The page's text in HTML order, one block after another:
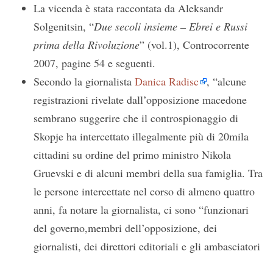
La vicenda è stata raccontata da Aleksandr
Solgenitsin, “Due secoli insieme – Ebrei e Russi
prima della Rivoluzione” (vol.1), Controcorrente
2007, pagine 54 e seguenti.
Secondo la giornalista Danica Radisc , “alcune
registrazioni rivelate dall’opposizione macedone
sembrano suggerire che il controspionaggio di
Skopje ha intercettato illegalmente più di 20mila
cittadini su ordine del primo ministro Nikola
Gruevski e di alcuni membri della sua famiglia. Tra
le persone intercettate nel corso di almeno quattro
anni, fa notare la giornalista, ci sono “funzionari
del governo,membri dell’opposizione, dei
giornalisti, dei direttori editoriali e gli ambasciatori